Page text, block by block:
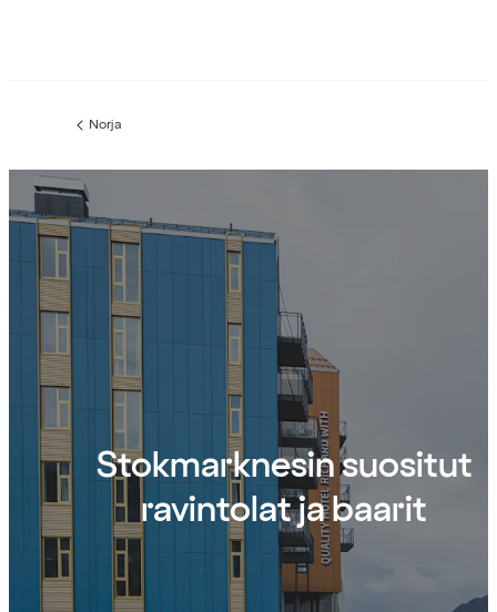
Edellinen
Norja
Stokmarknesin suositut
ravintolat ja baarit